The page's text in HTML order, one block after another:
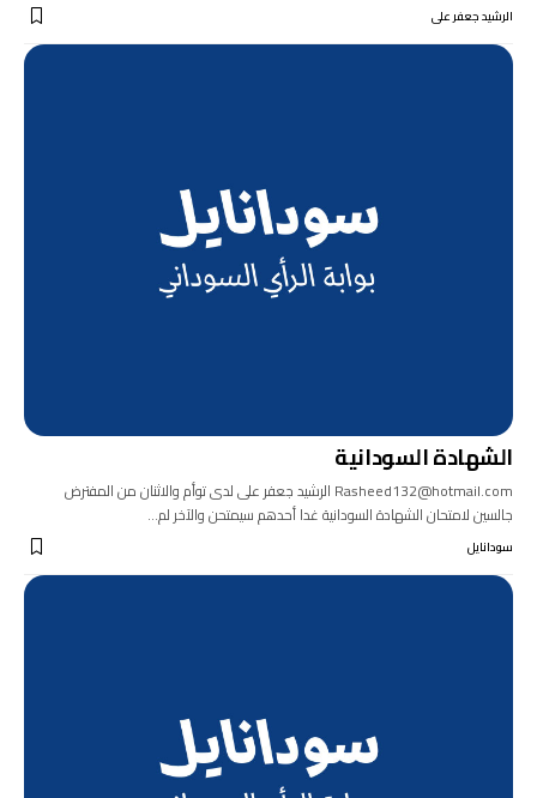
الرشيد جعفر على
الشهادة السودانية
Rasheed132@hotmail.com الرشيد جعفر على لدى توأم والاثنان من المفترض
جالسين لامتحان الشهادة السودانية غدا أحدهم سيمتحن والآخر لم…
سودانايل